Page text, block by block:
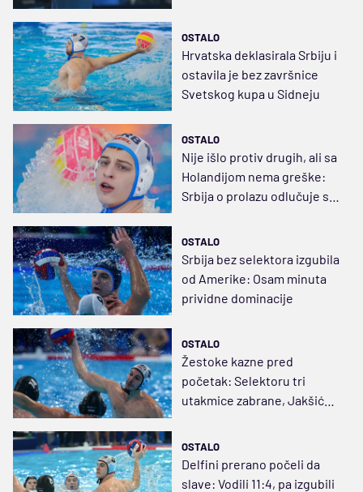
OSTALO
Hrvatska deklasirala Srbiju i
ostavila je bez završnice
Svetskog kupa u Sidneju
OSTALO
Nije išlo protiv drugih, ali sa
Holandijom nema greške:
Srbija o prolazu odlučuje sa
OSTALO
Srbija bez selektora izgubila
od Amerike: Osam minuta
prividne dominacije
OSTALO
Žestoke kazne pred
početak: Selektoru tri
utakmice zabrane, Jakšiću
OSTALO
Delfini prerano počeli da
slave: Vodili 11:4, pa izgubili